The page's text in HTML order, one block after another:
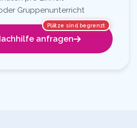
Gruppenunterricht
Plätze sind begrenzt
anfragen